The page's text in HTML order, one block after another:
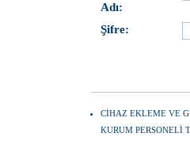
Adı:
Şifre:
CİHAZ EKLEME VE
KURUM PERSONELİ